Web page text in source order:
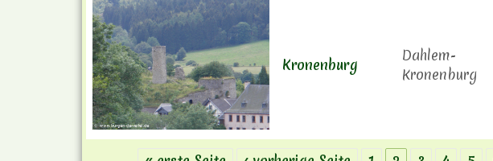
Kronenburg
Dahlem-
Kronenburg